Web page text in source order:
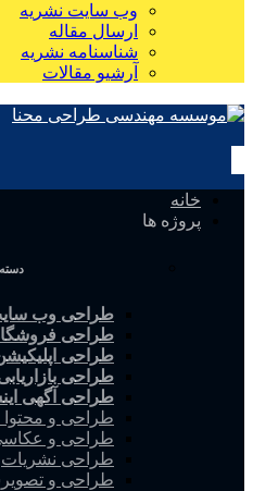
وب سایت نشریه
ارسال مقاله
شناسنامه نشریه
آرشیو مقالات
خانه
پروژه ها
طراحی وب
طراحی فروشگاه
طراحی
طراحی
طراحی آگهی
طراحی و
طراحی و عکاسی
طراحی نشریات
طراحی و